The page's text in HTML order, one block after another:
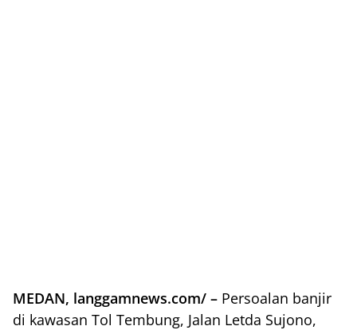
MEDAN, langgamnews.com/ – Persoalan banjir
di kawasan Tol Tembung, Jalan Letda Sujono,